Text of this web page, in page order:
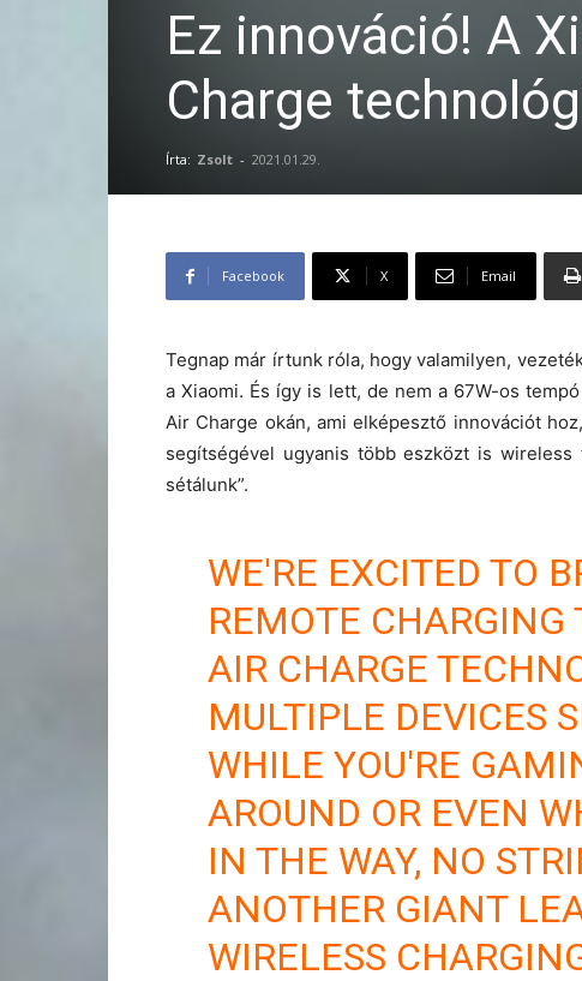
Ez innováció! A
Charge
Írta: Zsolt - 2021.01.29.
Facebook X Email
Tegnap már írtunk róla, hogy valamilyen,
a Xiaomi. És így is lett, de nem a 67W-os
Air Charge okán, ami elképesztő innovációt
segítségével ugyanis több eszközt is
sétálunk”.
WE'RE EXCITED TO
REMOTE
AIR CHARGE
MULTIPLE DEVICES
WHILE YOU'RE
AROUND OR EVEN
IN THE WAY, NO
ANOTHER GIANT
WIRELESS